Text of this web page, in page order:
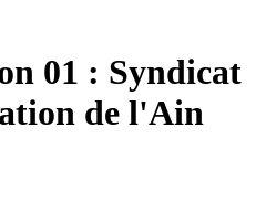
01 : Syndicat
de l'Ain